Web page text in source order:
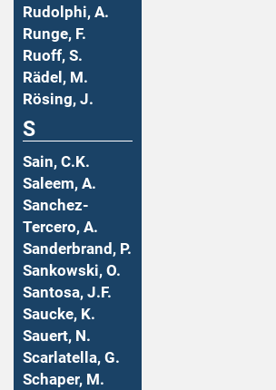
Rudolphi, A.
Runge, F.
Ruoff, S.
Rädel, M.
Rösing, J.
S
Sain, C.K.
Saleem, A.
Sanchez-
Tercero, A.
Sanderbrand, P.
Sankowski, O.
Santosa, J.F.
Saucke, K.
Sauert, N.
Scarlatella, G.
Schaper, M.